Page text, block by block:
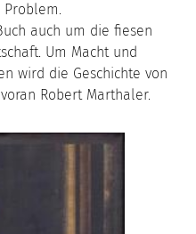
Problem.
auch um die fiesen
Um Macht und
wird die Geschichte von
Robert Marthaler.